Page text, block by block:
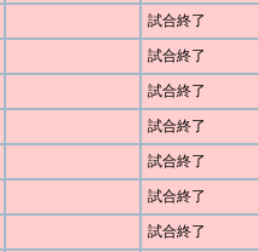
試合終了
試合終了
試合終了
試合終了
試合終了
試合終了
試合終了